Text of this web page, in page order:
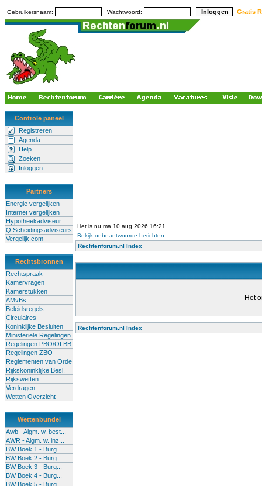
Gebruikersnaam: Wachtwoord: Gratis
Controle paneel
Registreren
Agenda
Help
Zoeken
Inloggen
Partners
Energie vergelijken
Internet vergelijken
Hypotheekadviseur
Q Scheidingsadviseurs
Vergelijk.com
Rechtsbronnen
Rechtspraak
Kamervragen
Kamerstukken
AMvBs
Beleidsregels
Circulaires
Koninklijke Besluiten
Ministeriële Regelingen
Regelingen PBO/OLBB
Regelingen ZBO
Reglementen van Orde
Rijkskoninklijke Besl.
Rijkswetten
Verdragen
Wetten Overzicht
Wettenbundel
Awb - Algm. w. best...
AWR - Algm. w. inz...
BW Boek 1 - Burg...
BW Boek 2 - Burg...
BW Boek 3 - Burg...
BW Boek 4 - Burg...
BW Boek 5 - Burg...
Het is nu ma 10 aug 2026 16:21
Bekijk onbeantwoorde berichten
Rechtenforum.nl Index
Het
Rechtenforum.nl Index